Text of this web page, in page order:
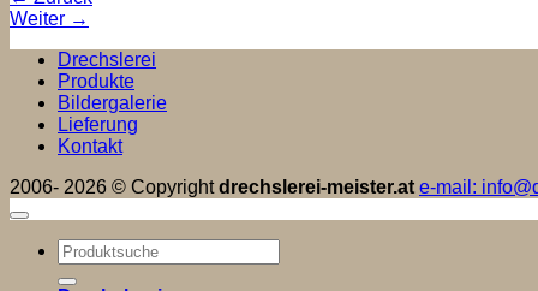
Weiter →
Drechslerei
Produkte
Bildergalerie
Lieferung
Kontakt
2006- 2026 © Copyrightdrechslerei-meister.at e-mail:
Suchen
nach: